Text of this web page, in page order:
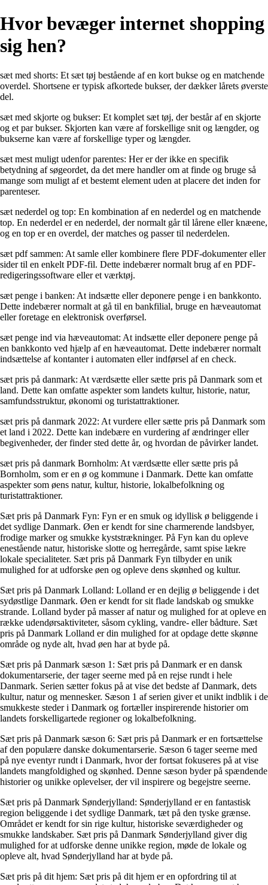
Hvor bevæger internet shopping
sig hen?
sæt med shorts: Et sæt tøj bestående af en kort bukse og en matchende
overdel. Shortsene er typisk afkortede bukser, der dækker lårets øverste
del.
sæt med skjorte og bukser: Et komplet sæt tøj, der består af en skjorte
og et par bukser. Skjorten kan være af forskellige snit og længder, og
bukserne kan være af forskellige typer og længder.
sæt mest muligt udenfor parentes: Her er der ikke en specifik
betydning af søgeordet, da det mere handler om at finde og bruge så
mange som muligt af et bestemt element uden at placere det inden for
parenteser.
sæt nederdel og top: En kombination af en nederdel og en matchende
top. En nederdel er en nederdel, der normalt går til lårene eller knæene,
og en top er en overdel, der matches og passer til nederdelen.
sæt pdf sammen: At samle eller kombinere flere PDF-dokumenter eller
sider til en enkelt PDF-fil. Dette indebærer normalt brug af en PDF-
redigeringssoftware eller et værktøj.
sæt penge i banken: At indsætte eller deponere penge i en bankkonto.
Dette indebærer normalt at gå til en bankfilial, bruge en hæveautomat
eller foretage en elektronisk overførsel.
sæt penge ind via hæveautomat: At indsætte eller deponere penge på
en bankkonto ved hjælp af en hæveautomat. Dette indebærer normalt
indsættelse af kontanter i automaten eller indførsel af en check.
sæt pris på danmark: At værdsætte eller sætte pris på Danmark som et
land. Dette kan omfatte aspekter som landets kultur, historie, natur,
samfundsstruktur, økonomi og turistattraktioner.
sæt pris på danmark 2022: At vurdere eller sætte pris på Danmark som
et land i 2022. Dette kan indebære en vurdering af ændringer eller
begivenheder, der finder sted dette år, og hvordan de påvirker landet.
sæt pris på danmark Bornholm: At værdsætte eller sætte pris på
Bornholm, som er en ø og kommune i Danmark. Dette kan omfatte
aspekter som øens natur, kultur, historie, lokalbefolkning og
turistattraktioner.
Sæt pris på Danmark Fyn: Fyn er en smuk og idyllisk ø beliggende i
det sydlige Danmark. Øen er kendt for sine charmerende landsbyer,
frodige marker og smukke kyststrækninger. På Fyn kan du opleve
enestående natur, historiske slotte og herregårde, samt spise lækre
lokale specialiteter. Sæt pris på Danmark Fyn tilbyder en unik
mulighed for at udforske øen og opleve dens skønhed og kultur.
Sæt pris på Danmark Lolland: Lolland er en dejlig ø beliggende i det
sydøstlige Danmark. Øen er kendt for sit flade landskab og smukke
strande. Lolland byder på masser af natur og mulighed for at opleve en
række udendørsaktiviteter, såsom cykling, vandre- eller bådture. Sæt
pris på Danmark Lolland er din mulighed for at opdage dette skønne
område og nyde alt, hvad øen har at byde på.
Sæt pris på Danmark sæson 1: Sæt pris på Danmark er en dansk
dokumentarserie, der tager seerne med på en rejse rundt i hele
Danmark. Serien sætter fokus på at vise det bedste af Danmark, dets
kultur, natur og mennesker. Sæson 1 af serien giver et unikt indblik i de
smukkeste steder i Danmark og fortæller inspirerende historier om
landets forskelligartede regioner og lokalbefolkning.
Sæt pris på Danmark sæson 6: Sæt pris på Danmark er en fortsættelse
af den populære danske dokumentarserie. Sæson 6 tager seerne med
på nye eventyr rundt i Danmark, hvor der fortsat fokuseres på at vise
landets mangfoldighed og skønhed. Denne sæson byder på spændende
historier og unikke oplevelser, der vil inspirere og begejstre seerne.
Sæt pris på Danmark Sønderjylland: Sønderjylland er en fantastisk
region beliggende i det sydlige Danmark, tæt på den tyske grænse.
Området er kendt for sin rige kultur, historiske seværdigheder og
smukke landskaber. Sæt pris på Danmark Sønderjylland giver dig
mulighed for at udforske denne unikke region, møde de lokale og
opleve alt, hvad Sønderjylland har at byde på.
Sæt pris på dit hjem: Sæt pris på dit hjem er en opfordring til at